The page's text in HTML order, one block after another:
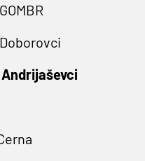
Andrijaševci